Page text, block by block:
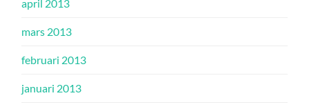
april 2013
mars 2013
februari 2013
januari 2013